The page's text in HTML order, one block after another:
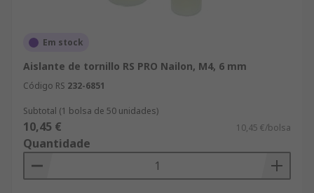
Em stock
Aislante de tornillo RS PRO Nailon, M4, 6 mm
Código RS 232-6851
Subtotal (1 bolsa de 50 unidades)
10,45 € 10,45 €/bolsa
Quantidade